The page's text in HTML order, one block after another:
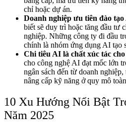
chỉ hoặc dự án.
Doanh nghiệp ưu tiên đào
biết sẽ duy trì hoặc tăng đầu tư
nghiệp. Những công ty đi đầu
chính là nhóm ứng dụng AI tạo
Chi tiêu AI là chất xúc tác
cho công nghệ AI đạt mốc lớn
ngân sách đến từ doanh
nâng cấp kỹ năng ở quy mô
10 Xu Hướng Nổi Bật
Năm 2025